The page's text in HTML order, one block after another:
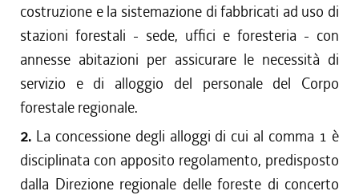
costruzione e la sistemazione di fabbricati ad uso di
stazioni forestali - sede, uffici e foresteria - con
annesse abitazioni per assicurare le necessità di
servizio e di alloggio del personale del Corpo
forestale regionale.
2. La concessione degli alloggi di cui al comma 1 è
disciplinata con apposito regolamento, predisposto
dalla Direzione regionale delle foreste di concerto